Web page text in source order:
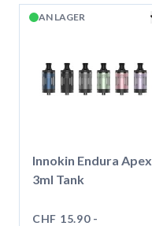
AN LAGER
Innokin Endura Apex
3ml Tank
CHF 15.90 -